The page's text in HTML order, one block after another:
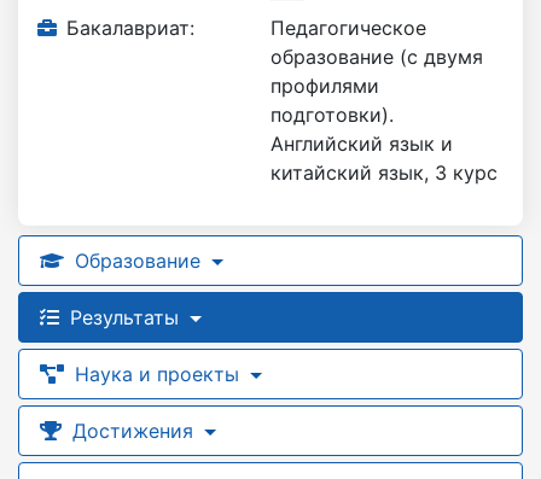
Бакалавриат:
Педагогическое
образование (с двумя
профилями
подготовки).
Английский язык и
китайский язык, 3 курс
Образование
Результаты
Наука и проекты
Достижения